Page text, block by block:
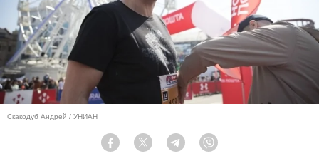
Скакодуб Андрей / УНИАН
Facebook Twitter Telegram